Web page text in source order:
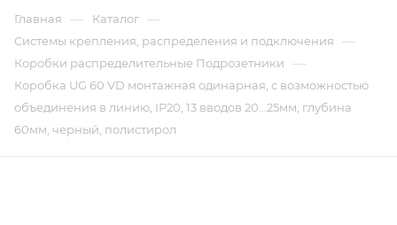
Главная — Каталог —
Системы крепления, распределения и подключения —
Коробки распределительные Подрозетники —
Коробка UG 60 VD монтажная одинарная, с возможностью
объединения в линию, IP20, 13 вводов 20...25мм, глубина
60мм, черный, полистирол